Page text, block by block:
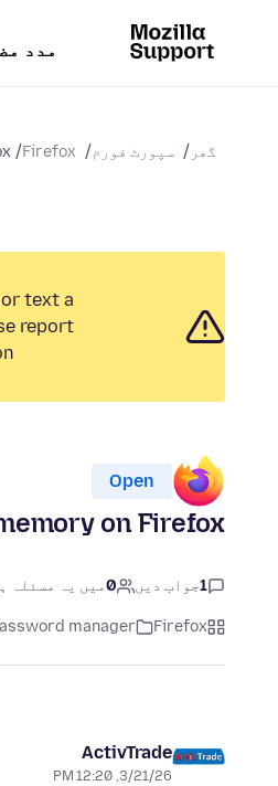
مدد
گھر سپورٹ فورم Firefox
text a
report
Open
on Firefox
1جواب دیں 0میں یہ مسئلہ
Firefox
manager
ActivTrade
3/21/26, 12:20 PM